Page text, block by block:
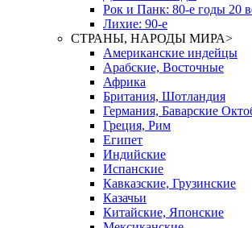
Рок и Панк: 80-е годы 20
Лихие: 90-е
СТРАНЫ, НАРОДЫ МИРА>
Американские индейцы
Арабские, Восточные
Африка
Британия, Шотландия
Германия, Баварские
Греция, Рим
Египет
Индийские
Испанские
Кавказские, Грузинские
Казачьи
Китайские, Японские